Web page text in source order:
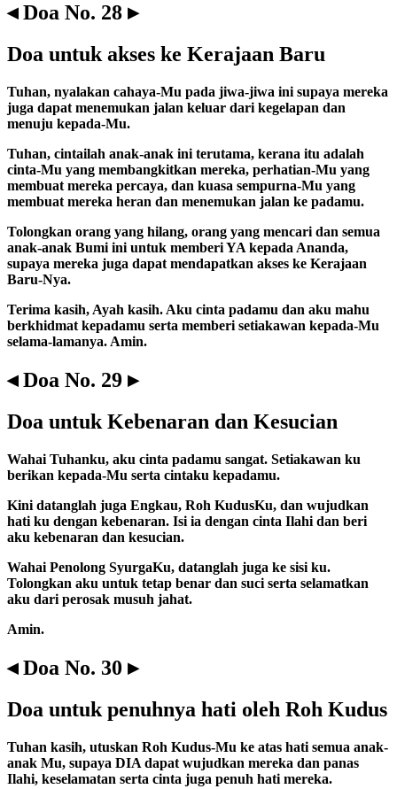
◂ Doa No. 28 ▸
Doa untuk akses ke Kerajaan Baru
Tuhan, nyalakan cahaya-Mu pada jiwa-jiwa ini supaya mereka
juga dapat menemukan jalan keluar dari kegelapan dan
menuju kepada-Mu.
Tuhan, cintailah anak-anak ini terutama, kerana itu adalah
cinta-Mu yang membangkitkan mereka, perhatian-Mu yang
membuat mereka percaya, dan kuasa sempurna-Mu yang
membuat mereka heran dan menemukan jalan ke padamu.
Tolongkan orang yang hilang, orang yang mencari dan semua
anak-anak Bumi ini untuk memberi YA kepada Ananda,
supaya mereka juga dapat mendapatkan akses ke Kerajaan
Baru-Nya.
Terima kasih, Ayah kasih. Aku cinta padamu dan aku mahu
berkhidmat kepadamu serta memberi setiakawan kepada-Mu
selama-lamanya. Amin.
◂ Doa No. 29 ▸
Doa untuk Kebenaran dan Kesucian
Wahai Tuhanku, aku cinta padamu sangat. Setiakawan ku
berikan kepada-Mu serta cintaku kepadamu.
Kini datanglah juga Engkau, Roh KudusKu, dan wujudkan
hati ku dengan kebenaran. Isi ia dengan cinta Ilahi dan beri
aku kebenaran dan kesucian.
Wahai Penolong SyurgaKu, datanglah juga ke sisi ku.
Tolongkan aku untuk tetap benar dan suci serta selamatkan
aku dari perosak musuh jahat.
Amin.
◂ Doa No. 30 ▸
Doa untuk penuhnya hati oleh Roh Kudus
Tuhan kasih, utuskan Roh Kudus-Mu ke atas hati semua anak-
anak Mu, supaya DIA dapat wujudkan mereka dan panas
Ilahi, keselamatan serta cinta juga penuh hati mereka.